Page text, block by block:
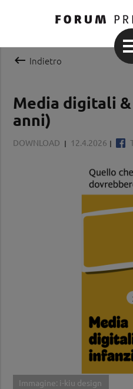
 Indietro
Media digitali
anni)
DOWNLOAD 12.4.2026
Immagine: i-kiu design